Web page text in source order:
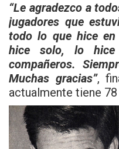
“Le agradezco a
jugadores que
todo lo que hice
hice solo, lo
compañeros.
Muchas gracias”,
actualmente tiene 78